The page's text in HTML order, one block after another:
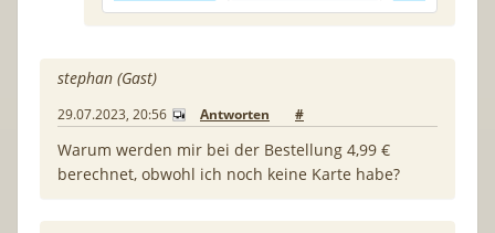
stephan (Gast)
29.07.2023, 20:56 Antworten #
Warum werden mir bei der Bestellung 4,99 €
berechnet, obwohl ich noch keine Karte habe?